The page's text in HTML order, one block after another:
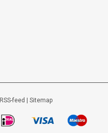
RSS-feed Sitemap